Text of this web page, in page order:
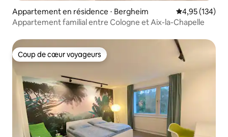
Appartement en résidence ⋅ Bergheim Évaluation
4,95 (134)
Appartement familial entre Cologne et Aix-la-Chapelle
Coup de cœur voyageurs
Coup de cœur voyageurs